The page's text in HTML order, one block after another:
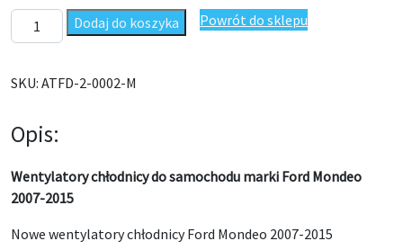
ilość Wentylatory chłodnicy Ford Mondeo MK4 2007-2015
Dodaj do koszyka Powrót do sklepu
SKU: ATFD-2-0002-M
Opis:
Wentylatory chłodnicy do samochodu marki Ford Mondeo
2007-2015
Nowe wentylatory chłodnicy Ford Mondeo 2007-2015